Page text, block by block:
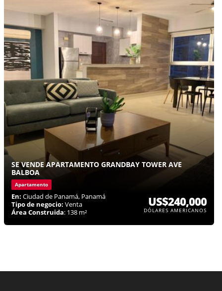
SE VENDE APARTAMENTO GRANDBAY TOWER AVE
BALBOA
Apartamento
En: Ciudad de Panamá, Panamá
Tipo de negocio: Venta
Área Construida: 138 m²
US$240,000
DÓLARES AMERICANOS